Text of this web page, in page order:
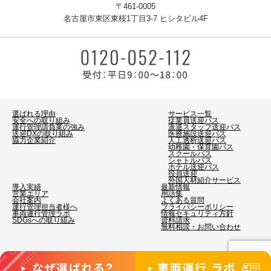
選ばれる理由
安全への取り組み
運行管理請負業の強み
送迎DXの取り組み
協力企業紹介
サービス一覧
従業員送迎バス
派遣スタッフ送迎バス
医療施設送迎バス
人工透析送迎バス
幼稚園・保育園バス
スクールバス
シャトルバス
ホテル送迎バス
役員送迎
外国人材紹介サービス
導入実績
営業エリア
会社案内
運行管理担当者様へ
車両運行管理ラボ
SDGsへの取り組み
最新情報
用語集
よくある質問
プライバシーポリシー
情報セキュリティ方針
資料請求
無料相談・お問い合わせ
〒461-0005
名古屋市東区東桜1丁目3-7 ヒシタビル4F